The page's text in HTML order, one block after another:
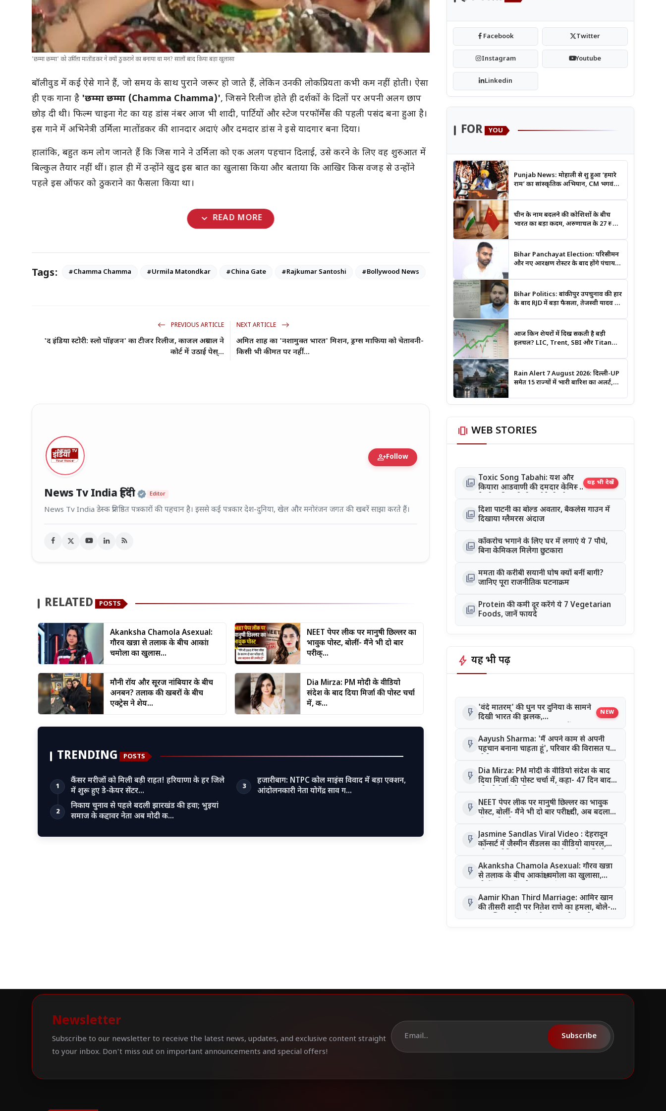
'छम्मा छम्मा' को उर्मिला मातोंडकर ने क्यों ठुकराने का बनाया था मन? सालों बाद किया बड़ा खुलासा
बॉलीवुड में कई ऐसे गाने हैं, जो समय के साथ पुराने जरूर हो जाते हैं, लेकिन उनकी लोकप्रियता कभी कम नहीं होती। ऐसा
ही एक गाना है 'छम्मा छम्मा (Chamma Chamma)', जिसने रिलीज होते ही दर्शकों के दिलों पर अपनी अलग छाप
छोड़ दी थी। फिल्मचाइना गेट का यह डांस नंबर आज भी शादी, पार्टियों और स्टेज परफॉर्मेंस की पहली पसंद बना हुआ है।
इस गाने में अभिनेत्री उर्मिला मातोंडकर की शानदार अदाएं और दमदार डांस ने इसे यादगार बना दिया।
हालांकि, बहुत कम लोग जानते हैं कि जिस गाने ने उर्मिला को एक अलग पहचान दिलाई, उसे करने के लिए वह शुरुआत में
बिल्कुल तैयार नहीं थीं। हाल ही में उन्होंने खुद इस बात का खुलासा किया और बताया कि आखिर किस वजह से उन्होंने
पहले इस ऑफर को ठुकराने का फैसला किया था।
expand_more READ MORE
Tags: #Chamma Chamma #Urmila Matondkar #China Gate #Rajkumar Santoshi #Bollywood News
PREVIOUS ARTICLE
'द इंडिया स्टोरी: स्लो पॉइजन' का टीजर रिलीज, काजल अग्रवाल ने
कोर्ट में उठाई पेस्...
NEXT ARTICLE
अमित शाह का 'नशामुक्त भारत' मिशन, ड्रग्स माफिया को चेतावनी-
किसी भी कीमत पर नहीं...
person_addFollow
News Tv India हिंदी Official | Verified Expert • 27 Mar, 2026
Editor
News Tv India डेस्क प्रतिष्ठित पत्रकारों की पहचान है। इससे कई पत्रकार देश-दुनिया, खेल और मनोरंजन जगत की खबरें साझा करते हैं।
RELATED POSTS
Akanksha Chamola Asexual:
गौरव खन्ना से तलाक के बीच आकांक्षा
चमोला का खुलास...
NEET पेपर लीक पर मानुषी छिल्लर का
भावुक पोस्ट, बोलीं- मैंने भी दो बार
परीक्...
मौनी रॉय और सूरज नांबियार के बीच
अनबन? तलाक की खबरों के बीच
एक्ट्रेस ने शेय...
Dia Mirza: PM मोदी के वीडियो
संदेश के बाद दिया मिर्जा की पोस्ट चर्चा
में, क...
TRENDING POSTS
1
कैंसर मरीजों को मिली बड़ी राहत! हरियाणा के हर जिले
में शुरू हुए डे-केयर सेंटर…
2
निकाय चुनाव से पहले बदली झारखंड की हवा; भुइयां
समाज के कद्दावर नेता अब मोदी क…
3
हजारीबाग: NTPC कोल माइंस विवाद में बड़ा एक्शन,
आंदोलनकारी नेता योगेंद्र साव ग…
Facebook Twitter
Instagram Youtube
Linkedin
FOR YOU
Punjab News: मोहाली से शुरू हुआ ‘हमारे
राम’ का सांस्कृतिक अभियान, CM भगवंत
पीढ़ी
चीन के नाम बदलने की कोशिशों के बीच
भारत का बड़ा कदम, अरुणाचल के 27 स्थान
Bihar Panchayat Election: परिसीमन
और नए आरक्षण रोस्टर के बाद होंगे पंचायत
Bihar Politics: बांकीपुर उपचुनाव की हार
के बाद RJD में बड़ा फैसला, तेजस्वी यादव ने
आज किन शेयरों में दिख सकती है बड़ी
हलचल? LIC, Trent, SBI और Titan
Rain Alert 7 August 2026: दिल्ली-UP
समेत 15 राज्यों में भारी बारिश का अलर्ट,
amp_stories WEB STORIES
photo_library Toxic Song Tabahi: यश और
कियारा आडवाणी की दमदार केमिस्ट्री
मीडिया पर छाया गाना
यह भी देखें
photo_library दिशा पाटनी का बोल्ड अवतार, बैकलेस गाउन में
दिखाया ग्लैमरस अंदाज
photo_library कॉकरोच भगाने के लिए घर में लगाएं ये 7 पौधे,
बिना केमिकल मिलेगा छुटकारा
photo_library ममता की करीबी सयानी घोष क्यों बनीं बागी?
जानिए पूरा राजनीतिक घटनाक्रम
photo_library Protein की कमी दूर करेंगे ये 7 Vegetarian
Foods, जानें फायदे
bolt यह भी पढ़ें
flash_on 'वंदे मातरम्' की धुन पर दुनिया के सामने
दिखी भारत की झलक,
Manushi Chhillar की शानदार प्रस्तुति
NEW
flash_on Aayush Sharma: 'मैं अपने काम से अपनी
पहचान बनाना चाहता हूं', परिवार की विरासत पर
flash_on Dia Mirza: PM मोदी के वीडियो संदेश के बाद
दिया मिर्जा की पोस्ट चर्चा में, कहा- 47 दिन बाद
flash_on NEET पेपर लीक पर मानुषी छिल्लर का भावुक
पोस्ट, बोलीं- मैंने भी दो बार परीक्षा दी, अब बदलाव
flash_on Jasmine Sandlas Viral Video : देहरादून
कॉन्सर्ट में जैस्मीन सैंडलस का वीडियो वायरल,
बहस
flash_on Akanksha Chamola Asexual: गौरव खन्ना
से तलाक के बीच आकांक्षा चमोला का खुलासा,
flash_on Aamir Khan Third Marriage: आमिर खान
की तीसरी शादी पर नितेश राणे का हमला, बोले-
Newsletter
Subscribe to our newsletter to receive the latest news, updates, and exclusive content straight
to your inbox. Don't miss out on important announcements and special offers!
Subscribe